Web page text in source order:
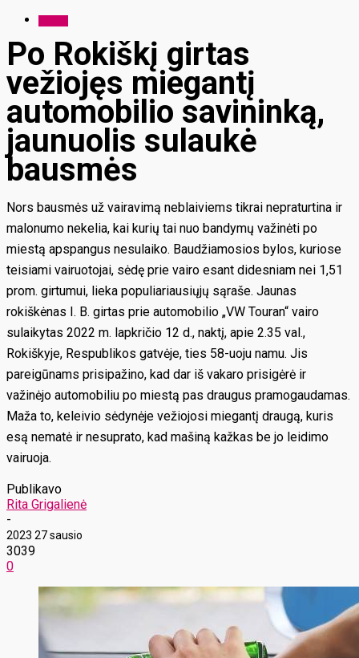
Po Rokiškį girtas
vežiojęs miegantį
automobilio savininką,
jaunuolis sulaukė
bausmės
Nors bausmės už vairavimą neblaiviems tikrai nepraturtina ir
malonumo nekelia, kai kurių tai nuo bandymų važinėti po
miestą apspangus nesulaiko. Baudžiamosios bylos, kuriose
teisiami vairuotojai, sėdę prie vairo esant didesniam nei 1,51
prom. girtumui, lieka populiariausiųjų sąraše. Jaunas
rokiškėnas I. B. girtas prie automobilio „VW Touran“ vairo
sulaikytas 2022 m. lapkričio 12 d., naktį, apie 2.35 val.,
Rokiškyje, Respublikos gatvėje, ties 58-uoju namu. Jis
pareigūnams prisipažino, kad dar iš vakaro prisigėrė ir
važinėjo automobiliu po miestą pas draugus pramogaudamas.
Maža to, keleivio sėdynėje vežiojosi miegantį draugą, kuris
esą nematė ir nesuprato, kad mašiną kažkas be jo leidimo
vairuoja.
Publikavo
Rita Grigalienė
-
2023 27 sausio
3039
0